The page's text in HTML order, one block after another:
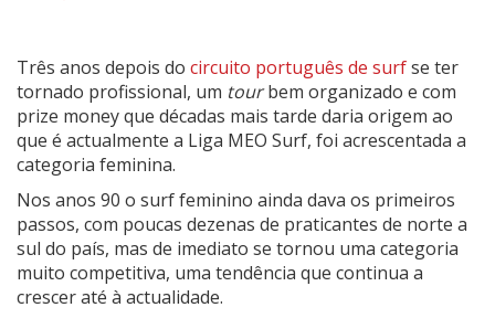
Três anos depois do circuito português de surfse ter
tornado profissional, um tourbem organizado e com
prize money que décadas mais tarde daria origem ao
que é actualmente a Liga MEO Surf, foi acrescentada a
categoria feminina.
Nos anos 90 o surf feminino ainda dava os primeiros
passos, com poucas dezenas de praticantes de norte a
sul do país, mas de imediato se tornou uma categoria
muito competitiva, uma tendência que continua a
crescer até à actualidade.